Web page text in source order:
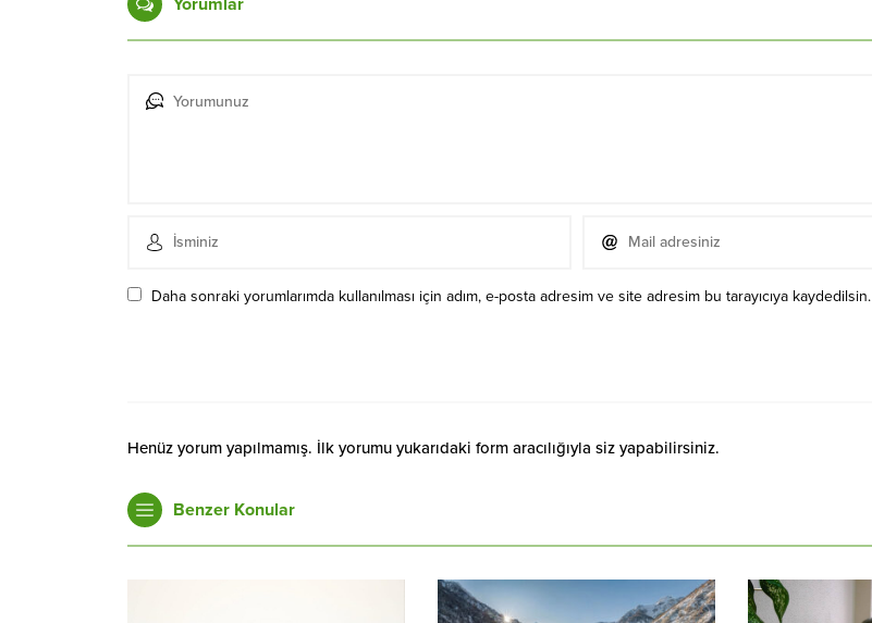
Daha sonraki yorumlarımda kullanılması için adım, e-posta adresim ve site adresim bu tarayıcıya kaydedilsin.
Henüz yorum yapılmamış. İlk yorumu yukarıdaki form aracılığıyla siz yapabilirsiniz.
Benzer Konular